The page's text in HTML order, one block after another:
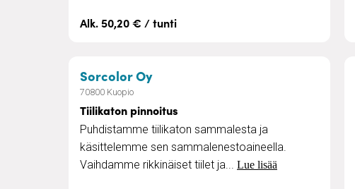
Alk. 50,20 € / tunti
Sorcolor Oy– Tiilikaton pinnoitus
70800 Kuopio
Tiilikaton pinnoitus
Puhdistamme tiilikaton sammalesta ja
käsittelemme sen sammalenestoaineella.
Vaihdamme rikkinäiset tiilet ja... Lue lisää